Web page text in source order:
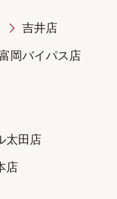
吉井店
岡バイパス店
太田店
店